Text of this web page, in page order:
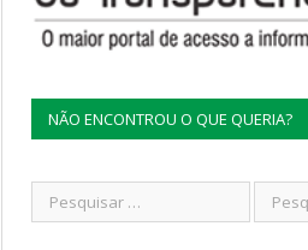
NÃO ENCONTROU O QUE QUERIA?